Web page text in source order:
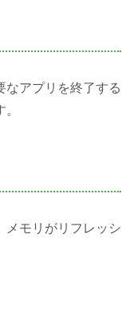
なアプリを終了する
メモリがリフレッシ